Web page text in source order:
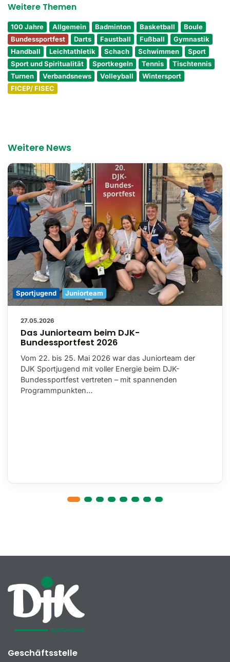
Weitere Themen
100 Jahre Allgemein Badminton Basketball
Boule
Bundessportfest
Darts Faustball Fußball
Gymnastik
Handball
Leichtathletik Schach Schwimmen
Sport
Sport und Spiritualität
Sportkegeln Tennis
Tischtennis
Turnen
Verbandsnews Volleyball
Wintersport
FICEP/ FISEC
Weitere News
Sportjugend Juniorteam
27.05.2026
Das Juniorteam beim DJK-
Bundessportfest 2026
Vom 22. bis 25. Mai 2026 war das Juniorteam der
DJK Sportjugend mit voller Energie beim DJK-
Bundessportfest vertreten – mit spannenden
Programmpunkten…
Geschäftsstelle